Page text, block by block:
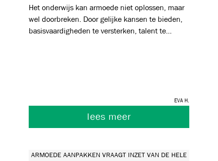
Het onderwijs kan armoede niet oplossen, maar
wel doorbreken. Door gelijke kansen te bieden,
basisvaardigheden te versterken, talent te
Eva H.
lees meer
ARMOEDE AANPAKKEN VRAAGT INZET VAN DE HELE